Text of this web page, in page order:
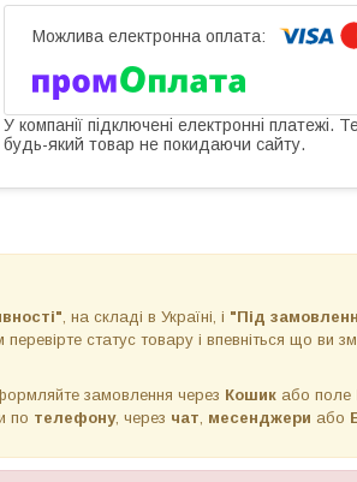
У компанії підключені електронні платежі.
будь-який товар не покидаючи сайту.
, на складі в Україні, і "Під
статус товару і впевніться що ви
замовлення через Кошик або поле
по телефону, через чат месенджери або